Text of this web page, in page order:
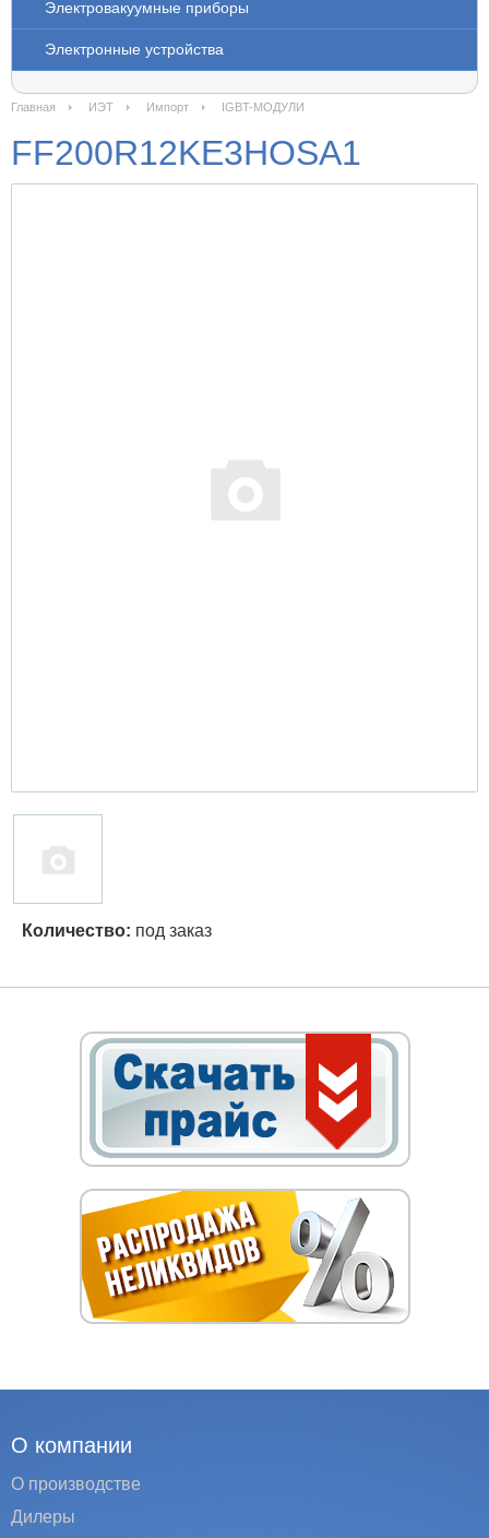
Электровакуумные приборы
Электронные устройства
Главная ИЭТ Импорт IGBT-МОДУЛИ
FF200R12KE3HOSA1
Количество: под заказ
О компании
О производстве
Дилеры